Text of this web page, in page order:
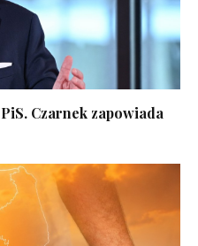
Czarnek zapowiada